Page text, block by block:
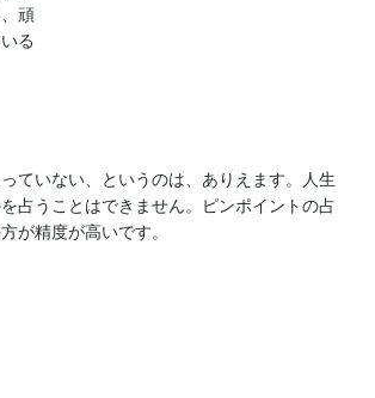
頑
る
ていない、というのは、ありえます。人生
占うことはできません。ピンポイントの占
が精度が高いです。